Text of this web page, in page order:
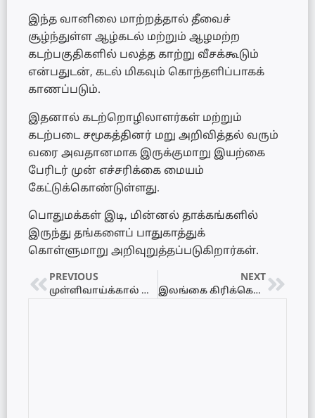
இந்த வானிலை மாற்றத்தால் தீவைச்
சூழ்ந்துள்ள ஆழ்கடல் மற்றும் ஆழமற்ற
கடற்பகுதிகளில் பலத்த காற்று வீசக்கூடும்
என்பதுடன், கடல் மிகவும் கொந்தளிப்பாகக்
காணப்படும்.
இதனால் கடற்றொழிலாளர்கள் மற்றும்
கடற்படை சமூகத்தினர் மறு அறிவித்தல் வரும்
வரை அவதானமாக இருக்குமாறு இயற்கை
பேரிடர் முன் எச்சரிக்கை மையம்
கேட்டுக்கொண்டுள்ளது.
பொதுமக்கள் இடி, மின்னல் தாக்கங்களில்
இருந்து தங்களைப் பாதுகாத்துக்
கொள்ளுமாறு அறிவுறுத்தப்படுகிறார்கள்.
PREVIOUS
முள்ளிவாய்க்கால் நினைவு வாரம் ஆரம்பம்: உணர்ச்சிப் பெருக்கில் தமிழர் தாயகம்!
NEXT
இலங்கை கிரிக்கெட் ‘A’ அணியில் சஜிந்தினி!